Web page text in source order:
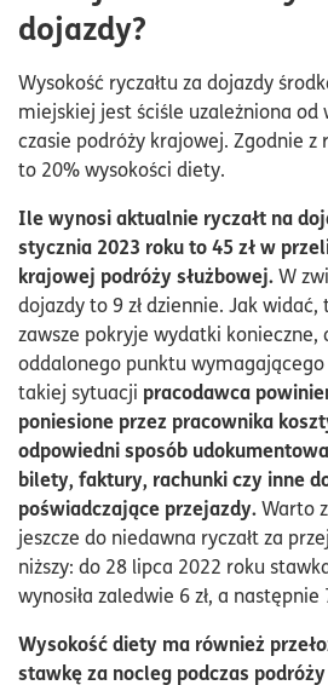
dojazdy?
Wysokość ryczałtu za dojazdy
miejskiej jest ściśle uzależniona od
czasie podróży krajowej. Zgodnie z
to 20% wysokości diety.
Ile wynosi aktualnie ryczałt na
stycznia 2023 roku to 45 zł w
krajowej podróży służbowej.W
dojazdy to 9 zł dziennie. Jak
zawsze pokryje wydatki konieczne,
oddalonego punktu
takiej sytuacji pracodawca
poniesione przez pracownika
odpowiedni sposób
bilety, faktury, rachunki czy inne
poświadczające przejazdy.Warto
jeszcze do niedawna ryczałt za
niższy: do 28 lipca 2022 roku
wynosiła zaledwie 6 zł, a następnie
Wysokość diety ma również
stawkę za nocleg podczas